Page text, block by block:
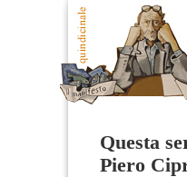
Questa
Piero